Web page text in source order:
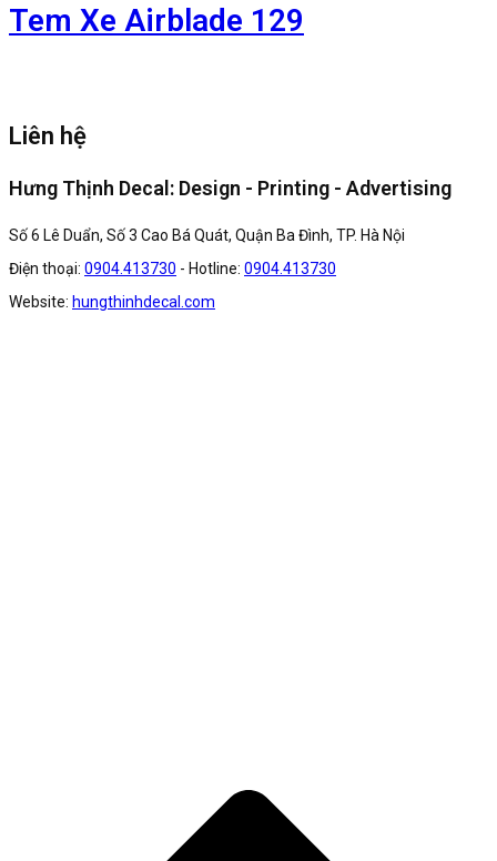
Tem Xe Airblade 129
Liên hệ
Hưng Thịnh Decal: Design - Printing - Advertising
Số 6 Lê Duẩn, Số 3 Cao Bá Quát, Quận Ba Đình, TP. Hà Nội
Điện thoại: 0904.413730 - Hotline: 0904.413730
Website: hungthinhdecal.com